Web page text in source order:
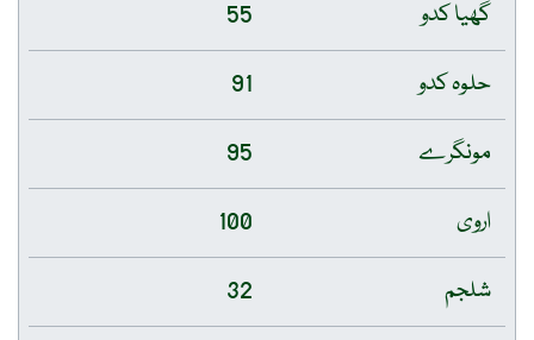
گھیا کدو
55
حلوہ کدو
91
مونگرے
95
اروی
100
شلجم
32